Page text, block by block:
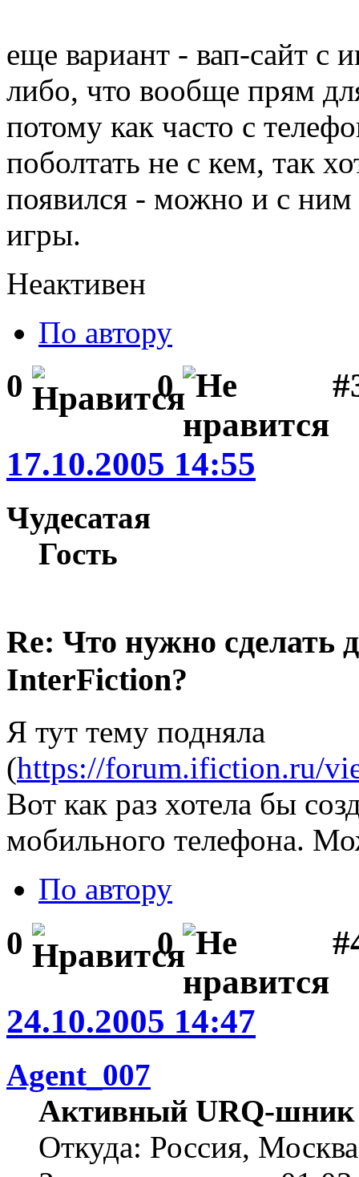
еще вариант - вап-сайт с
либо, что вообще прям
потому как часто с
поболтать не с кем, так
появился - можно и с ним
игры.
Неактивен
По автору
0 0
17.10.2005 14:55
Чудесатая
Гость
Re: Что нужно сделать
InterFiction?
Я тут тему подняла
(https://forum.ifiction.ru/
Вот как раз хотела бы
мобильного телефона.
По автору
0 0
24.10.2005 14:47
Agent_007
Активный URQ-шник
Откуда: Россия, Москва